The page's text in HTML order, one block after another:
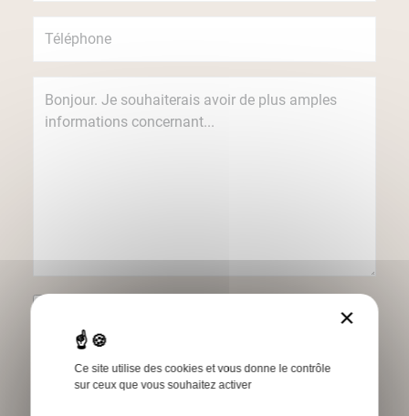
concernant les produits et services Humbert
par e-mail.
*Champs obligatoires
×
Ce site utilise des cookies et vous donne le contrôle
sur ceux que vous souhaitez activer